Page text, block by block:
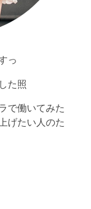
っ
た照
で働いてみた
げたい人のた